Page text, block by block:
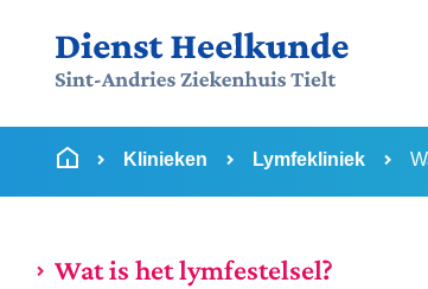
U bevindt zich hier:
van
StartpaginaKlinieken Lymfekliniek
Wat is het lymfestelsel?